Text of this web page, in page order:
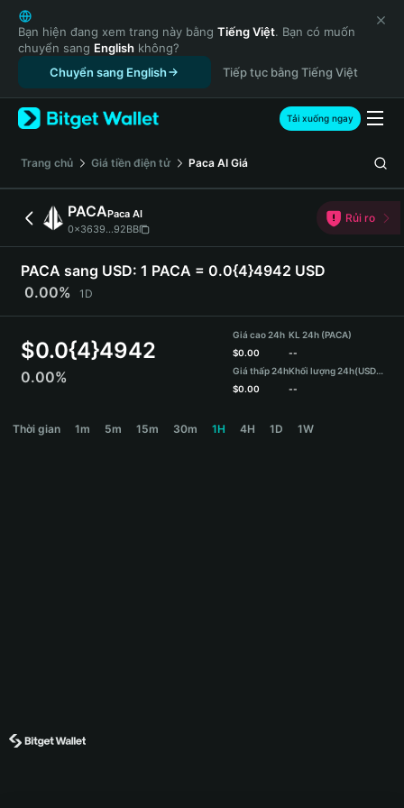
English
日本語
Tiếng Việt
Русский
Español (Latinoamérica)
Türkçe
Français
Deutsch
简体中文
繁體中文
Português (Portugal)
Bahasa Indonesia
ภาษาไทย
हिन्दी
Español
Português (Brasil)
Bạn hiện đang xem trang này bằng Tiếng Việt. Bạn có muốn
chuyển sang English không?
Chuyển sang English
Tiếp tục bằng Tiếng Việt
Tải xuống ngay
‌Trang chủ Giá tiền điện tử Paca AI Giá
PACAPaca AI
0x3639...92BB
Rủi ro
PACA sang USD: 1 PACA = 0.0{4}4942 USD
0.00%
1D
$0.0{4}4942
0.00%
Giá cao 24h
$0.00
Giá thấp 24h
$0.00
KL 24h (PACA)
--
Khối lượng 24h(USDT)
--
Thời gian 1m 5m 15m 30m 1H 4H 1D 1W